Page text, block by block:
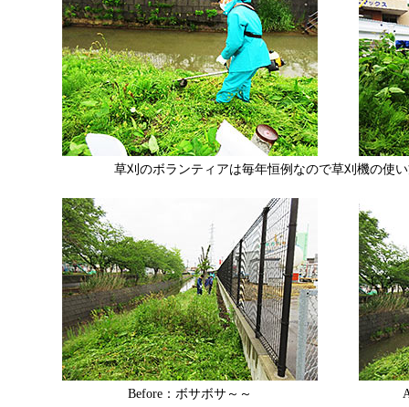
草刈のボランティアは毎年恒例なので草刈機の使
Before：ボサボサ～～